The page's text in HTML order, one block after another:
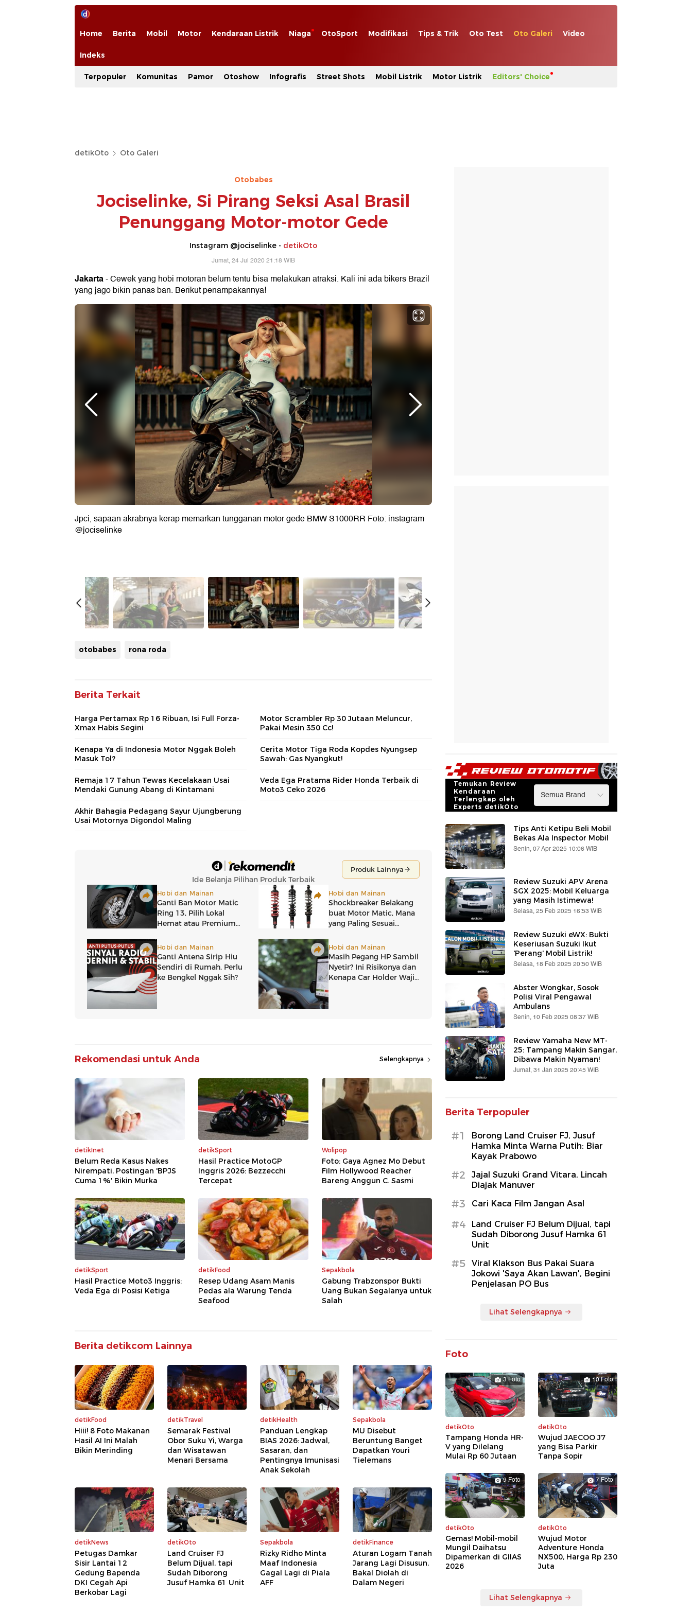
Home Berita Mobil Motor Kendaraan Listrik Niaga OtoSport Modifikasi Tips & Trik Oto Test Oto Galeri Video
Indeks
Terpopuler Komunitas Pamor Otoshow Infografis Street Shots Mobil Listrik Motor Listrik Editors' Choice
detikOto Oto Galeri
Otobabes
Jociselinke, Si Pirang Seksi Asal Brasil
Penunggang Motor-motor Gede
Instagram @jociselinke - detikOto
Jumat, 24 Jul 2020 21:18 WIB
Jakarta- Cewek yang hobi motoran belum tentu bisa melakukan atraksi. Kali ini ada bikers Brazil
yang jago bikin panas ban. Berikut penampakannya!
Jpci, sapaan akrabnya kerap memarkan tungganan motor gede BMW S1000RR Foto: instagram
@jociselinke
burnout
burnout
otobabes rona roda
Berita Terkait
Harga Pertamax Rp 16 Ribuan, Isi Full Forza-
Xmax Habis Segini
Motor Scrambler Rp 30 Jutaan Meluncur,
Pakai Mesin 350 Cc!
Kenapa Ya di Indonesia Motor Nggak Boleh
Masuk Tol?
Cerita Motor Tiga Roda Kopdes Nyungsep
Sawah: Gas Nyangkut!
Remaja 17 Tahun Tewas Kecelakaan Usai
Mendaki Gunung Abang di Kintamani
Veda Ega Pratama Rider Honda Terbaik di
Moto3 Ceko 2026
Akhir Bahagia Pedagang Sayur Ujungberung
Usai Motornya Digondol Maling
Rekomendasi untuk Anda Selengkapnya
detikInet
Belum Reda Kasus Nakes
Nirempati, Postingan 'BPJS
Cuma 1%' Bikin Murka
detikSport
Hasil Practice MotoGP
Inggris 2026: Bezzecchi
Tercepat
Wolipop
Foto: Gaya Agnez Mo Debut
Film Hollywood Reacher
Bareng Anggun C. Sasmi
detikSport
Hasil Practice Moto3 Inggris:
Veda Ega di Posisi Ketiga
detikFood
Resep Udang Asam Manis
Pedas ala Warung Tenda
Seafood
Sepakbola
Gabung Trabzonspor Bukti
Uang Bukan Segalanya untuk
Salah
Berita detikcom Lainnya
detikFood
Hiii! 8 Foto Makanan
Hasil AI Ini Malah
Bikin Merinding
detikTravel
Semarak Festival
Obor Suku Yi, Warga
dan Wisatawan
Menari Bersama
detikHealth
Panduan Lengkap
BIAS 2026: Jadwal,
Sasaran, dan
Pentingnya Imunisasi
Anak Sekolah
Sepakbola
MU Disebut
Beruntung Banget
Dapatkan Youri
Tielemans
detikNews
Petugas Damkar
Sisir Lantai 12
Gedung Bapenda
DKI Cegah Api
Berkobar Lagi
detikOto
Land Cruiser FJ
Belum Dijual, tapi
Sudah Diborong
Jusuf Hamka 61 Unit
Sepakbola
Rizky Ridho Minta
Maaf Indonesia
Gagal Lagi di Piala
AFF
detikFinance
Aturan Logam Tanah
Jarang Lagi Disusun,
Bakal Diolah di
Dalam Negeri
Temukan Review
Kendaraan
Terlengkap oleh
Experts detikOto
Tips Anti Ketipu Beli Mobil
Bekas Ala Inspector Mobil
Senin, 07 Apr 2025 10:06 WIB
Review Suzuki APV Arena
SGX 2025: Mobil Keluarga
yang Masih Istimewa!
Selasa, 25 Feb 2025 16:53 WIB
Review Suzuki eWX: Bukti
Keseriusan Suzuki Ikut
'Perang' Mobil Listrik!
Selasa, 18 Feb 2025 20:50 WIB
Abster Wongkar, Sosok
Polisi Viral Pengawal
Ambulans
Senin, 10 Feb 2025 08:37 WIB
Review Yamaha New MT-
25: Tampang Makin Sangar,
Dibawa Makin Nyaman!
Jumat, 31 Jan 2025 20:45 WIB
Berita Terpopuler
#1
Borong Land Cruiser FJ, Jusuf
Hamka Minta Warna Putih: Biar
Kayak Prabowo
#2
Jajal Suzuki Grand Vitara, Lincah
Diajak Manuver
#3 Cari Kaca Film Jangan Asal
#4
Land Cruiser FJ Belum Dijual, tapi
Sudah Diborong Jusuf Hamka 61
Unit
#5
Viral Klakson Bus Pakai Suara
Jokowi 'Saya Akan Lawan', Begini
Penjelasan PO Bus
Lihat Selengkapnya
Foto
3 Foto
detikOto
Tampang Honda HR-
V yang Dilelang
Mulai Rp 60 Jutaan
10 Foto
detikOto
Wujud JAECOO J7
yang Bisa Parkir
Tanpa Sopir
9 Foto
detikOto
Gemas! Mobil-mobil
Mungil Daihatsu
Dipamerkan di GIIAS
2026
7 Foto
detikOto
Wujud Motor
Adventure Honda
NX500, Harga Rp 230
Juta
Lihat Selengkapnya